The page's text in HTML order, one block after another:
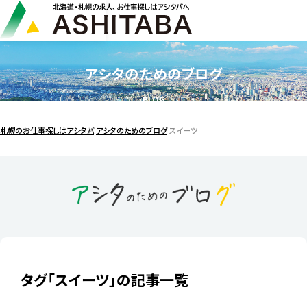
アシタのためのブログ
BLOG
札幌のお仕事探しはアシタバ アシタのためのブログ スイーツ
タグ「スイーツ」の記事一覧